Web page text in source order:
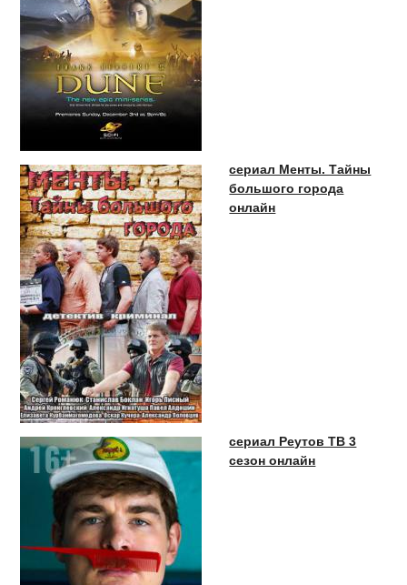
сериал Менты. Тайны
большого города
онлайн
сериал Реутов ТВ 3
сезон онлайн